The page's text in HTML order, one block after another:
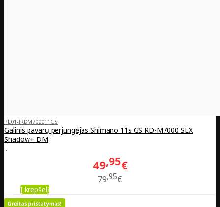
PL01-IRDM700011GS
Galinis pavarų perjungėjas Shimano 11s GS RD-M7000 SLX
Shadow+ DM
..
49 95€
79 95€
Į krepšelį